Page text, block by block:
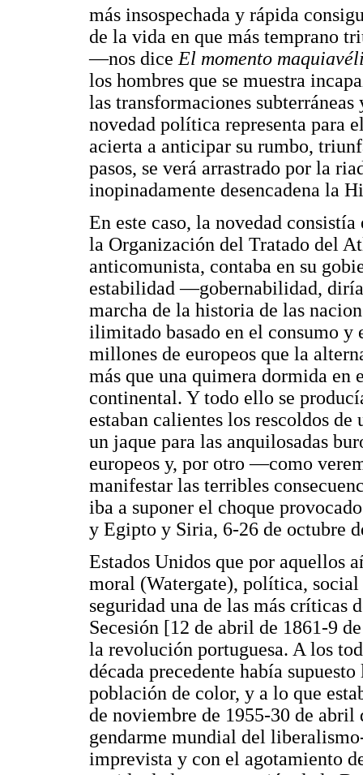
más insospechada y rápida
de la vida en que más temprano
—nos diceEl momento
los hombres que se muestra
las transformaciones
novedad política representa para
acierta a anticipar su rumbo,
pasos, se verá arrastrado por la
inopinadamente desencadena la
En este caso, la novedad
la Organización del Tratado del
anticomunista, contaba en su
estabilidad —gobernabilidad,
marcha de la historia de las
ilimitado basado en el consumo y
millones de europeos que la
más que una quimera dormida en
continental. Y todo ello se
estaban calientes los rescoldos
un jaque para las anquilosadas
europeos y, por otro —como
manifestar las terribles
iba a suponer el choque
y Egipto y Siria, 6-26 de octubre
Estados Unidos que por aquellos
moral (Watergate), política,
seguridad una de las más críticas
Secesión [12 de abril de 1861-9
la revolución portuguesa. A los
década precedente había
población de color, y a lo que
de noviembre de 1955-30 de
gendarme mundial del
imprevista y con el agotamiento